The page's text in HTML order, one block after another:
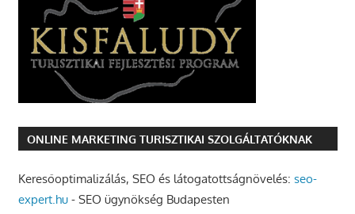
ONLINE MARKETING TURISZTIKAI SZOLGÁLTATÓKNAK
Keresőoptimalizálás, SEO és látogatottságnövelés: seo-
expert.hu- SEO ügynökség Budapesten